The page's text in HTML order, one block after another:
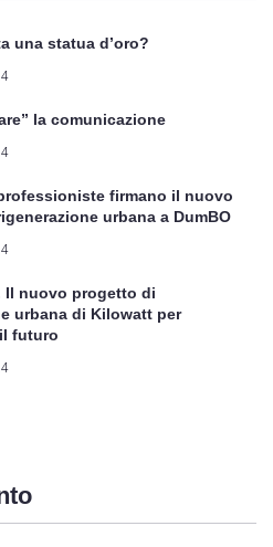
una statua d’oro?
la comunicazione
firmano il nuovo
urbana a DumBO
Il nuovo progetto di
urbana di Kilowatt per
futuro